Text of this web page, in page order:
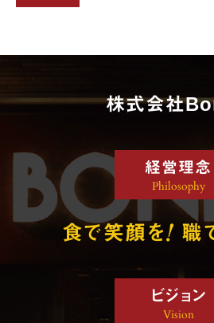
株式会社
経営理念
Philosophy
食で笑顔を! 職
ビジョン
Vision